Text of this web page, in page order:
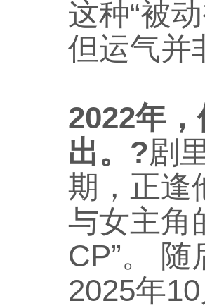
这种“被
但运气并
2022年
出。?剧
期，正逢
与女主角
CP”。 随
2025年